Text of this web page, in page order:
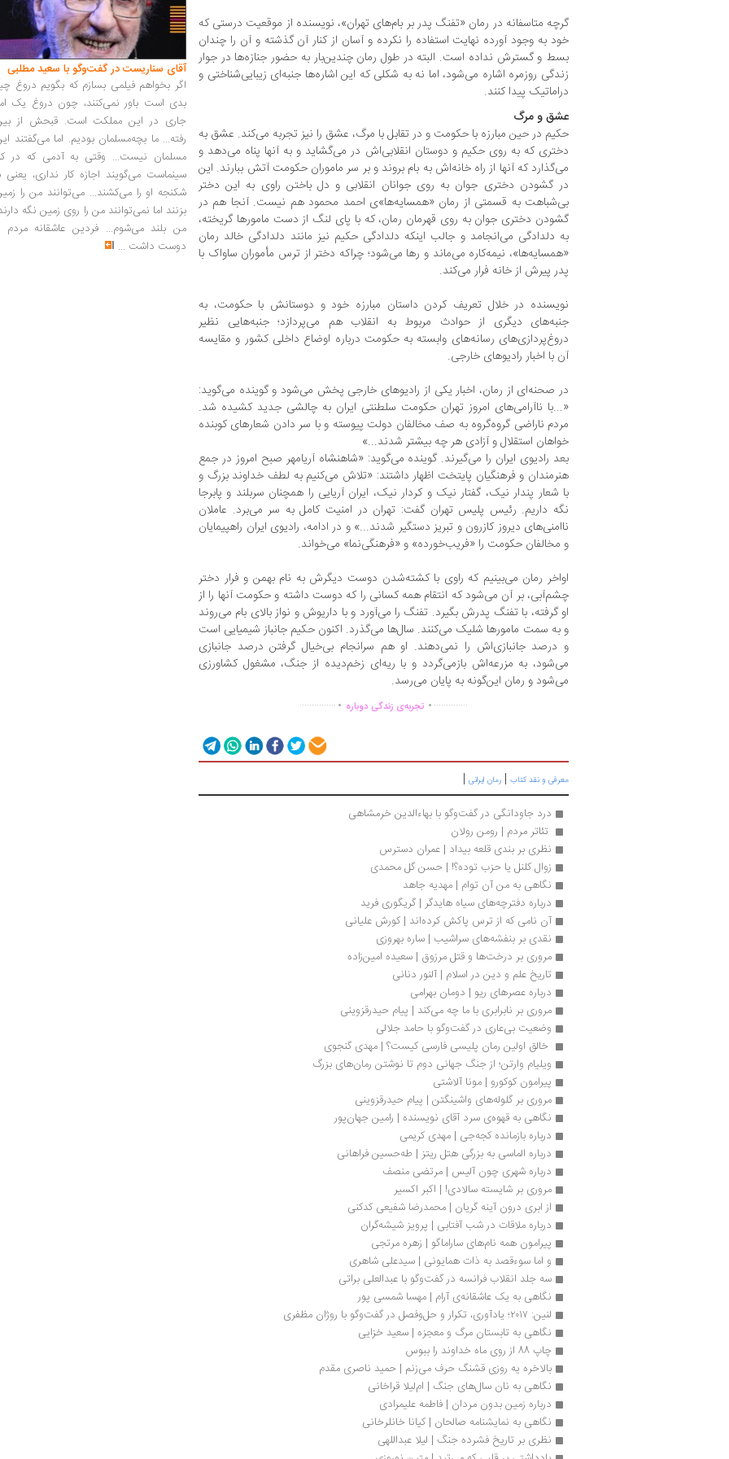
گرچه متاسفانه در رمان «تفنگ پدر بر بام‌های تهران»، نویسنده از موقعیت درستی که
خود به وجود آورده نهایت استفاده را نکرده و آسان از کنار آن گذشته و آن را چندان
بسط و گسترش نداده است. البته در طول رمان چندین‌بار به حضور جنازه‌ها در جوار
زندگی روزمره اشاره می‌شود، اما نه به شکلی که این اشاره‌ها جنبه‌ای زیبایی‌شناختی و
دراماتیک پیدا کنند.
عشق و مرگ
حکیم در حین مبارزه با حکومت و در تقابل با مرگ، عشق را نیز تجربه می‌کند. عشق به
دختری که به روی حکیم و دوستان انقلابی‌اش در می‌گشاید و به آنها پناه می‌دهد و
می‌گذارد که آنها از راه خانه‌اش به بام بروند و بر سر ماموران حکومت آتش ببارند. این
در گشودن دختری جوان به روی جوانان انقلابی و دل باختن راوی به این دختر
بی‌شباهت به قسمتی از رمان «همسایه‌ها‌»ی احمد محمود هم نیست. آنجا هم در
گشودن دختری جوان به روی قهرمان رمان، که با پای لنگ از دست مامورها گریخته،
به دلدادگی می‌انجامد و جالب اینکه دلدادگی حکیم نیز مانند دلدادگی خالد رمان
«همسایه‌ها»، نیمه‌کاره می‌ماند و رها می‌شود؛ چراکه دختر از ترس مأموران ساواک با
پدر پیرش از خانه فرار می‌کند.
نویسنده در خلال تعریف کردن داستان مبارزه خود و دوستانش با حکومت، به
جنبه‌های دیگری از حوادث مربوط به انقلاب هم می‌پردازد؛ جنبه‌هایی نظیر
دروغ‌پردازی‌های رسانه‌های وابسته به حکومت درباره اوضاع داخلی کشور و مقایسه
آن با اخبار رادیوهای خارجی.
در صحنه‌ای از رمان، اخبار یکی از رادیوهای خارجی پخش می‌شود و گوینده می‌گوید:
«...با ناآرامی‌های امروز تهران حکومت سلطنتی ایران به چالشی جدید کشیده شد.
مردم ناراضی گروه‌گروه به صف مخالفان دولت پیوسته و با سر دادن شعارهای کوبنده
خواهان استقلال و آزادی هر چه بیشتر شدند...»
بعد رادیوی ایران را می‌گیرند. گوینده می‌گوید: «شاهنشاه آریامهر صبح امروز در جمع
هنرمندان و فرهنگیان پایتخت اظهار داشتند: «تلاش می‌کنیم به لطف خداوند بزرگ و
با شعار پندار نیک، گفتار نیک و کردار نیک، ایران آریایی را همچنان سربلند و پابرجا
نگه داریم. رئیس پلیس تهران گفت: تهران در امنیت کامل به سر می‌برد. عاملان
ناامنی‌های دیروز کازرون و تبریز دستگیر شدند...» و در ادامه، رادیوی ایران راهپیمایان
و مخالفان حکومت را «فریب‌خورده» و «فرهنگی‌نما» می‌خواند.
اواخر رمان می‌بینیم که راوی با کشته‌شدن دوست دیگرش به نام بهمن و فرار دختر
چشم‌آبی، بر آن می‌شود که انتقام همه کسانی را که دوست داشته و حکومت آنها را از
او گرفته، با تفنگ پدرش بگیرد. تفنگ را می‌آورد و با داریوش و نواز بالای بام می‌روند
و به سمت مامورها شلیک می‌کنند. سال‌ها می‌گذرد. اکنون حکیم جانباز شیمیایی است
و درصد جانبازی‌اش را نمی‌دهند. او هم سرانجام بی‌خیال گرفتن درصد جانبازی
می‌شود، به مزرعه‌اش بازمی‌گردد و با ریه‌ای زخم‌دیده از جنگ، مشغول کشاورزی
می‌شود و رمان این‌گونه به پایان می‌رسد.
............... . تجربه‌ی زندگی دوباره ...............
معرفی و نقد کتاب | رمان ایرانی |
درد جاودانگی در گفت‌وگو با بهاءالدین خرمشاهی
تئاتر مردم | رومن رولان
نظری بر بندی قلعه بیداد | عمران دسترس
زوال کلنل یا حزب توده؟! | حسن گل محمدی
نگاهی به من آن توام | مهدیه جاهد
درباره دفترچه‌های سیاه هایدگر | گریگوری فرید
آن نامی که از ترس پاکش کرده‌اند | کورش علیانی
نقدی بر بنفشه‌های سراشیب | ساره بهروزی
مروری بر درخت‌ها و قتل مرزوق | سعیده امین‌زاده
تاریخ علم و دین در اسلام | آلنور دنانی
درباره عصرهای ریو | دومان بهرامی
مروری بر نابرابری با ما چه می‌کند | پیام حیدرقزوینی
وضعیت بی‌عاری در گفت‌وگو با حامد جلالی
خالق اولین رمان پلیسی فارسی کیست؟ | مهدی گنجوی
ویلیام وارتن؛ از جنگ جهانی دوم تا نوشتن رمان‌های بزرگ
پیرامون کوکورو | مونا آلاشتی
مروری بر گلوله‌های واشینگتن | پیام حیدرقزوینی
نگاهی به قهوه‌ی سرد آقای نویسنده | رامین جهان‌پور
درباره بازمانده کجه‌جی | مهدی کریمی
درباره الماسی به بزرگی هتل ریتز | طه‌حسین فراهانی
درباره شهری چون آلیس | مرتضی منصف
مروری بر شایسته سالادی! | اکبر اکسیر
از ابری درون آینه گریان | محمدرضا شفیعی کدکنی
درباره ملاقات در شب آفتابی | پرویز شیشه‌گران
پیرامون همه نام‌های ساراماگو | زهره مرتجی
و اما سوءقصد به ذات همایونی | سیدعلی شاهری
سه جلد انقلاب فرانسه در گفت‌وگو با عبدالعلی براتی
نگاهی به یک عاشقانه‌ی آرام | مهسا شمسی پور
لنین: ۲۰۱۷؛ یادآوری، تکرار و حل‌وفصل در گفت‌وگو با روژان مظفری
نگاهی به تابستان مرگ و معجزه | سعید خزایی
چاپ 88 از روی ماه خداوند را ببوس
بالاخره یه روزی قشنگ حرف می‌زنم | حمید ناصری مقدم
نگاهی به نان سال‌های جنگ | ام‌لیلا قراخانی
درباره زمین بدون مردان | فاطمه علیمرادی
نگاهی به نمایشنامه صالحان | کیانا خانلرخانی
نظری بر تاریخ فشرده جنگ | لیلا عبداللهی
آقای سناریست در گفت‌وگو با سعید مطلبی
اگر بخواهم فیلمی بسازم که بگویم دروغ
بدی است باور نمی‌کنند، چون دروغ یک
جاری در این مملکت است. قبحش از
رفته... ما بچه‌مسلمان بودیم. اما می‌گفتند
مسلمان نیست... وقتی به آدمی که در
سینماست می‌گویند اجازه کار نداری، یعنی
شکنجه او را می‌کشند... می‌توانند من را
بزنند اما نمی‌توانند من را روی زمین نگه
من بلند می‌شوم... فردین عاشقانه مردم
دوست داشت ...